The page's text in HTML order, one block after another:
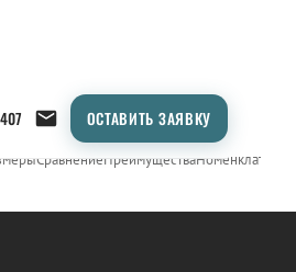
ОСТАВИТЬ ЗАЯВКУ
СравнениеПреимуществаНоменклатура